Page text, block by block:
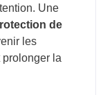
Une
de
les
la